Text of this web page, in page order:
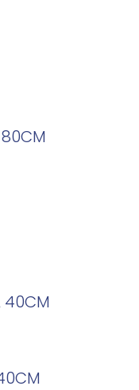
80CM
40CM